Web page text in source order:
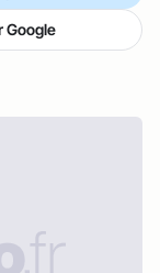
Google